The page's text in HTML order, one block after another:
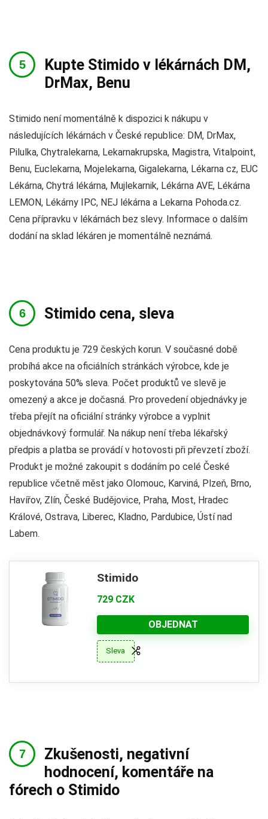
Kupte Stimido v lékárnách DM,
DrMax, Benu
Stimido není momentálně k dispozici k nákupu v
následujících lékárnách v České republice: DM, DrMax,
Pilulka, Chytralekarna, Lekarnakrupska, Magistra, Vitalpoint,
Benu, Euclekarna, Mojelekarna, Gigalekarna, Lékarna cz, EUC
Lékárna, Chytrá lékárna, Mujlekarnik, Lékárna AVE, Lékárna
LEMON, Lékárny IPC, NEJ lékárna a Lekarna Pohoda.cz.
Cena přípravku v lékárnách bez slevy. Informace o dalším
dodání na sklad lékáren je momentálně neznámá.
Stimido cena, sleva
Cena produktu je 729 českých korun. V současné době
probíhá akce na oficiálních stránkách výrobce, kde je
poskytována 50% sleva. Počet produktů ve slevě je
omezený a akce je dočasná. Pro provedení objednávky je
třeba přejít na oficiální stránky výrobce a vyplnit
objednávkový formulář. Na nákup není třeba lékařský
předpis a platba se provádí v hotovosti při převzetí zboží.
Produkt je možné zakoupit s dodáním po celé České
republice včetně měst jako Olomouc, Karviná, Plzeň, Brno,
Havířov, Zlín, České Budějovice, Praha, Most, Hradec
Králové, Ostrava, Liberec, Kladno, Pardubice, Ústí nad
Labem.
Stimido
729 CZK
OBJEDNAT
Sleva
Zkušenosti, negativní
hodnocení, komentáře na
fórech o Stimido